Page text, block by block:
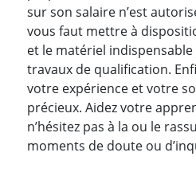
sur son salaire n’est
vous faut mettre à
et le matériel indispensable
travaux de qualification.
votre expérience et votre
précieux. Aidez votre
n’hésitez pas à la ou le
moments de doute ou